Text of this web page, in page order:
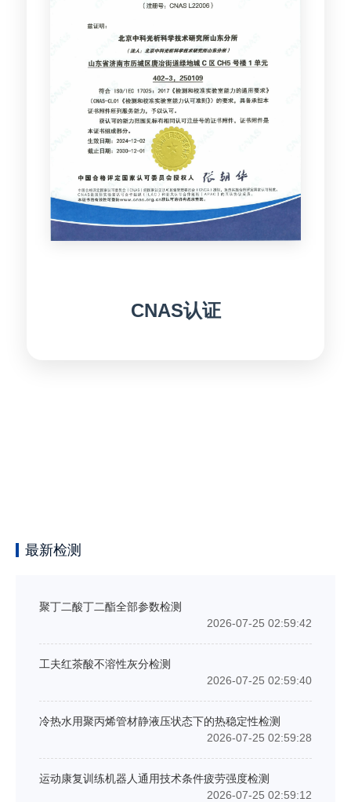
CNAS认证
最新检测
聚丁二酸丁二酯全部参数检测
2026-07-25 02:59:42
工夫红茶酸不溶性灰分检测
2026-07-25 02:59:40
冷热水用聚丙烯管材静液压状态下的热稳定性检测
2026-07-25 02:59:28
运动康复训练机器人通用技术条件疲劳强度检测
2026-07-25 02:59:12